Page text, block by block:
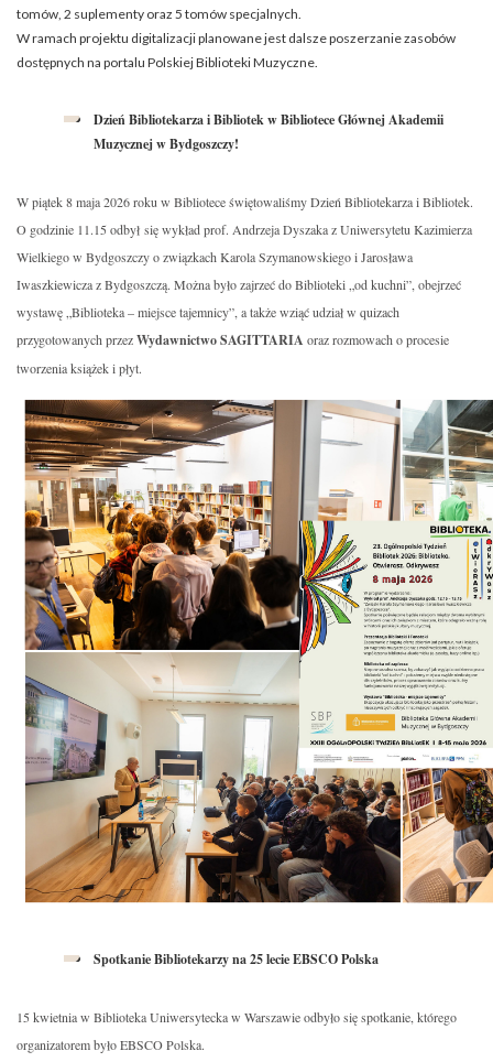
tomów, 2 suplementy oraz 5 tomów specjalnych.
W ramach projektu digitalizacji planowane jest dalsze poszerzanie zasobów
dostępnych na portalu Polskiej Biblioteki Muzyczne.
Dzień Bibliotekarza i Bibliotek w Bibliotece Głównej Akademii
Muzycznej w Bydgoszczy!
W piątek 8 maja 2026 roku w Bibliotece świętowaliśmy Dzień Bibliotekarza i Bibliotek.
O godzinie 11.15 odbył się wykład prof. Andrzeja Dyszaka z Uniwersytetu Kazimierza
Wielkiego w Bydgoszczy o związkach Karola Szymanowskiego i Jarosława
Iwaszkiewicza z Bydgoszczą. Można było zajrzeć do Biblioteki „od kuchni”, obejrzeć
wystawę „Biblioteka – miejsce tajemnicy”, a także wziąć udział w quizach
przygotowanych przezWydawnictwo SAGITTARIA oraz rozmowach o procesie
tworzenia książek i płyt.
Spotkanie Bibliotekarzy na 25 lecie EBSCO Polska
15 kwietnia w Biblioteka Uniwersytecka w Warszawie odbyło się spotkanie, którego
organizatorem było EBSCO Polska.